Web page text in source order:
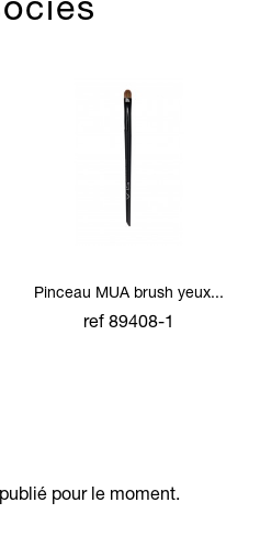
Pinceau MUA brush yeux...
ref 89408-1
pour le moment.